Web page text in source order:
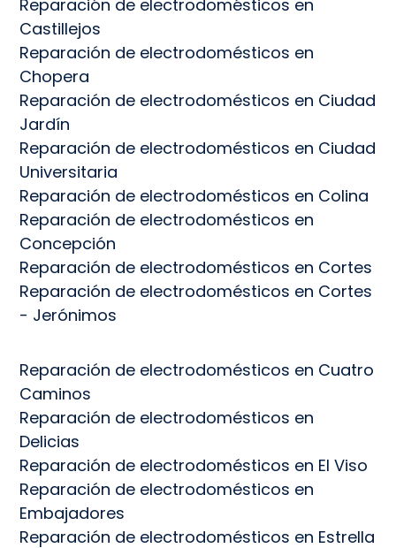
Reparación de electrodomésticos en
Castillejos
Reparación de electrodomésticos en
Chopera
Reparación de electrodomésticos en Ciudad
Jardín
Reparación de electrodomésticos en Ciudad
Universitaria
Reparación de electrodomésticos en Colina
Reparación de electrodomésticos en
Concepción
Reparación de electrodomésticos en Cortes
Reparación de electrodomésticos en Cortes
- Jerónimos
Reparación de electrodomésticos en Cuatro
Caminos
Reparación de electrodomésticos en
Delicias
Reparación de electrodomésticos en El Viso
Reparación de electrodomésticos en
Embajadores
Reparación de electrodomésticos en Estrella